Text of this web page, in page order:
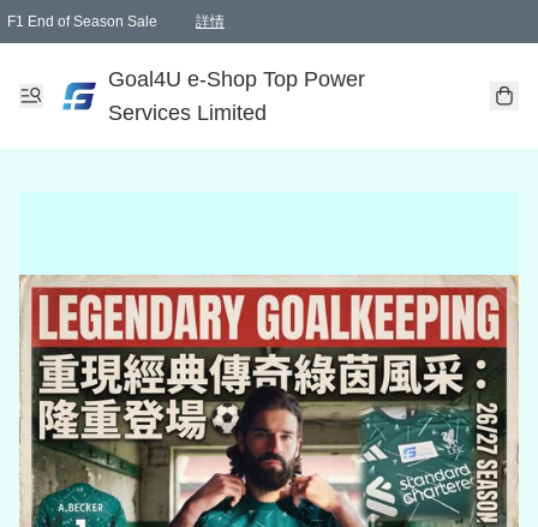
F1 End of Season Sale 詳情
Goal4U e-Shop Top Power
Services Limited